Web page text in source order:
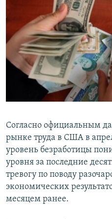
РАСПИСАНИЕ ВЕЩАНИЯ
ПОДПИШИТЕСЬ НА
СОЦИАЛЬНЫЕ СЕТИ
Все сайты РСЕ/РС
Согласно официальным
рынке труда в США в
уровень безработицы
уровня за последние
тревогу по поводу
экономических
месяцем ранее.